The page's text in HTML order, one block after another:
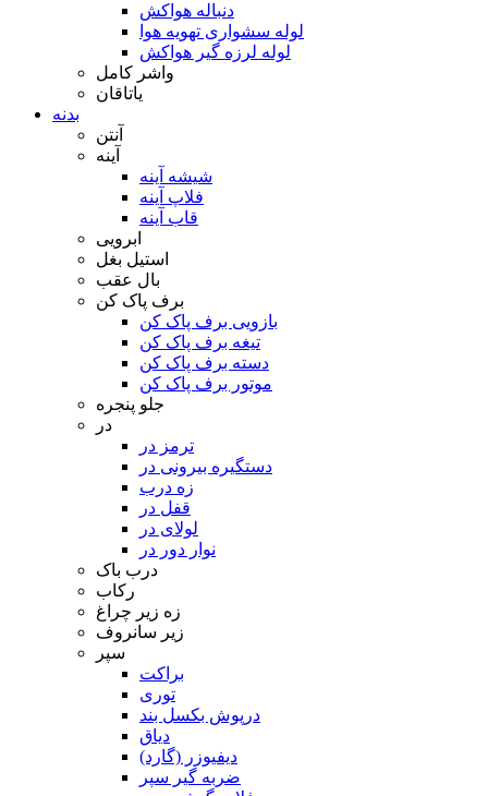
دنباله هواکش
لوله سشواری تهویه هوا
لوله لرزه گیر هواکش
واشر کامل
یاتاقان
بدنه
آنتن
آینه
شیشه آینه
فلاپ آینه
قاب آینه
ابرویی
استیل بغل
بال عقب
برف پاک کن
بازویی برف پاک کن
تیغه برف پاک کن
دسته برف پاک کن
موتور برف پاک کن
جلو پنجره
در
ترمز در
دستگیره بیرونی در
زه درب
قفل در
لولای در
نوار دور در
درب باک
رکاب
زه زیر چراغ
زیر سانروف
سپر
براکت
توری
درپوش بکسل بند
دیاق
دیفیوزر (گارد)
ضربه گیر سپر